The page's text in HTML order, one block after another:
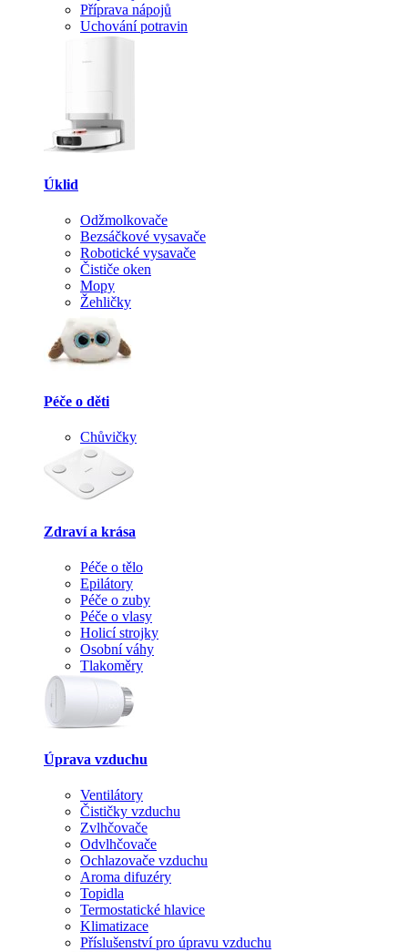
Příprava nápojů
Uchování potravin
Úklid
Odžmolkovače
Bezsáčkové vysavače
Robotické vysavače
Čističe oken
Mopy
Žehličky
Péče o děti
Chůvičky
Zdraví a krása
Péče o tělo
Epilátory
Péče o zuby
Péče o vlasy
Holicí strojky
Osobní váhy
Tlakoměry
Úprava vzduchu
Ventilátory
Čističky vzduchu
Zvlhčovače
Odvlhčovače
Ochlazovače vzduchu
Aroma difuzéry
Topidla
Termostatické hlavice
Klimatizace
Příslušenství pro úpravu vzduchu